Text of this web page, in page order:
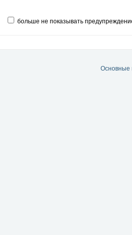
больше не показывать
Основные